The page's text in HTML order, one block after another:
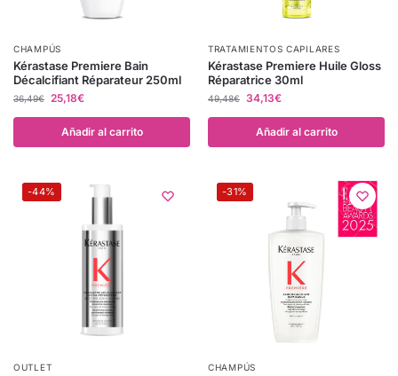
CHAMPÚS
Kérastase Premiere Bain
Décalcifiant Réparateur 250ml
36,49€ 25,18€
Añadir al carrito
TRATAMIENTOS CAPILARES
Kérastase Premiere Huile Gloss
Réparatrice 30ml
49,48€ 34,13€
Añadir al carrito
-44%
OUTLET
-31%
CHAMPÚS